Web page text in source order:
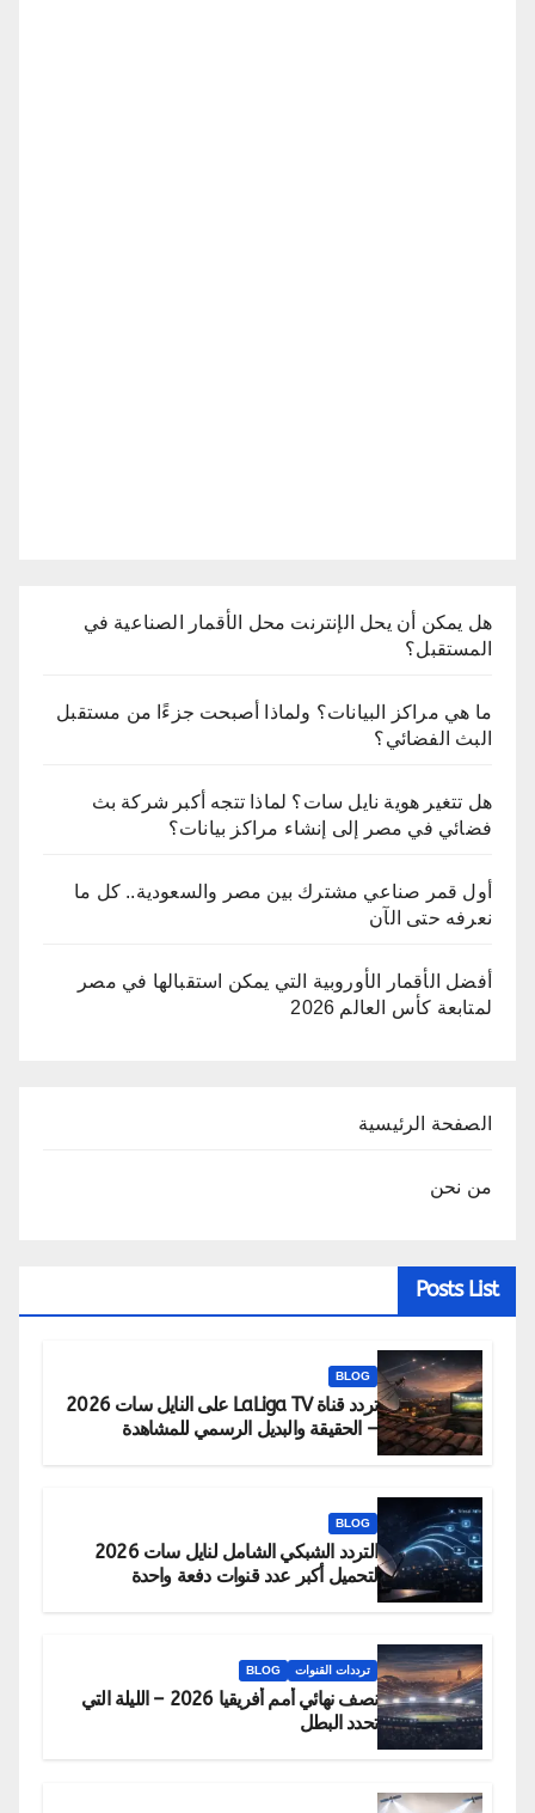
هل يمكن أن يحل الإنترنت محل الأقمار الصناعية في
المستقبل؟
ما هي مراكز البيانات؟ ولماذا أصبحت جزءًا من مستقبل
البث الفضائي؟
هل تتغير هوية نايل سات؟ لماذا تتجه أكبر شركة بث
فضائي في مصر إلى إنشاء مراكز بيانات؟
أول قمر صناعي مشترك بين مصر والسعودية.. كل ما
نعرفه حتى الآن
أفضل الأقمار الأوروبية التي يمكن استقبالها في مصر
لمتابعة كأس العالم 2026
الصفحة الرئيسية
من نحن
Posts List
BLOG
تردد قناة LaLiga TV على النايل سات 2026
– الحقيقة والبديل الرسمي للمشاهدة
BLOG
التردد الشبكي الشامل لنايل سات 2026
لتحميل أكبر عدد قنوات دفعة واحدة
ترددات القنوات BLOG
نصف نهائي أمم أفريقيا 2026 – الليلة التي
تحدد البطل